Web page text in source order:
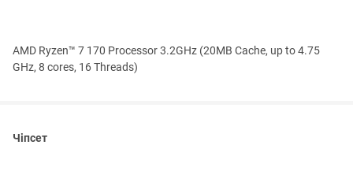
AMD Ryzen™ 7 170 Processor 3.2GHz (20MB Cache, up to 4.75
GHz, 8 cores, 16 Threads)
Чіпсет